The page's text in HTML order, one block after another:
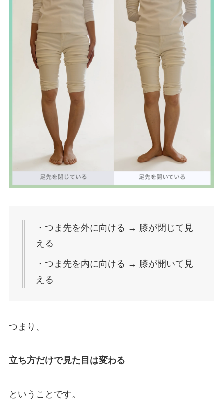
・つま先を外に向ける → 膝が閉じて見
える
・つま先を内に向ける → 膝が開いて見
える
つまり、
立ち方だけで見た目は変わる
ということです。